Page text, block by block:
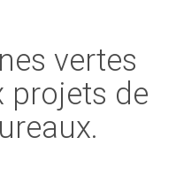
vertes
projets de